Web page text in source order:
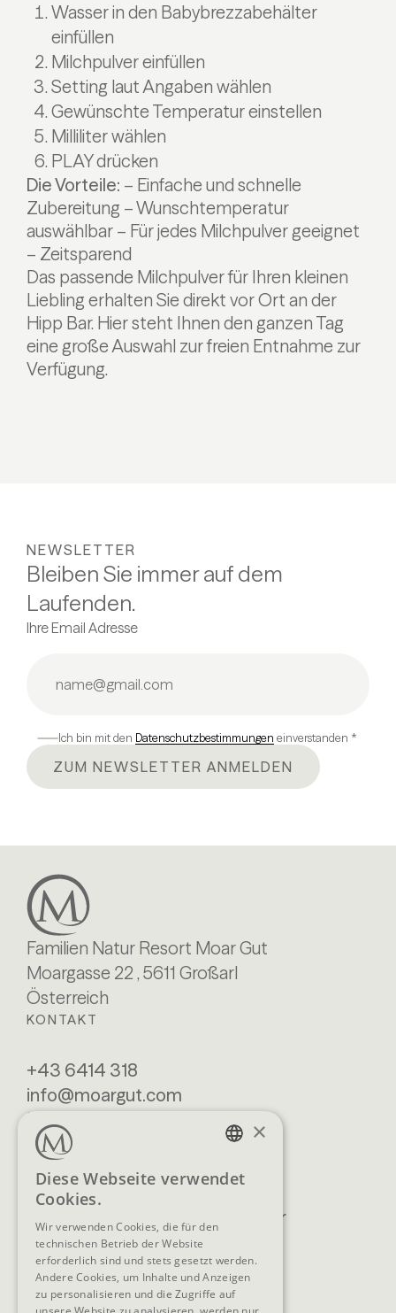
Wasser in den Babybrezzabehälter
einfüllen
Milchpulver einfüllen
Setting laut Angaben wählen
Gewünschte Temperatur einstellen
Milliliter wählen
PLAY drücken
Die Vorteile: – Einfache und schnelle
Zubereitung – Wunschtemperatur
auswählbar – Für jedes Milchpulver geeignet
– Zeitsparend
Das passende Milchpulver für Ihren kleinen
Liebling erhalten Sie direkt vor Ort an der
Hipp Bar. Hier steht Ihnen den ganzen Tag
eine große Auswahl zur freien Entnahme zur
Verfügung.
NEWSLETTER
Bleiben Sie immer auf dem
Laufenden.
Ihre Email Adresse
Ich bin mit den Datenschutzbestimmungen einverstanden *
ZUM NEWSLETTER ANMELDEN
Familien Natur Resort Moar Gut
Moargasse 22 , 5611 Großarl
Österreich
KONTAKT
+43 6414 318
info@moargut.com
SERVICES
Lage & Anreise
Blog
FAQ
Buchen
Anfragen
Newsletter
AGB
×
Diese Webseite verwendet
Cookies.
Wir verwenden Cookies, die für den
technischen Betrieb der Website
erforderlich sind und stets gesetzt werden.
Andere Cookies, um Inhalte und Anzeigen
zu personalisieren und die Zugriffe auf